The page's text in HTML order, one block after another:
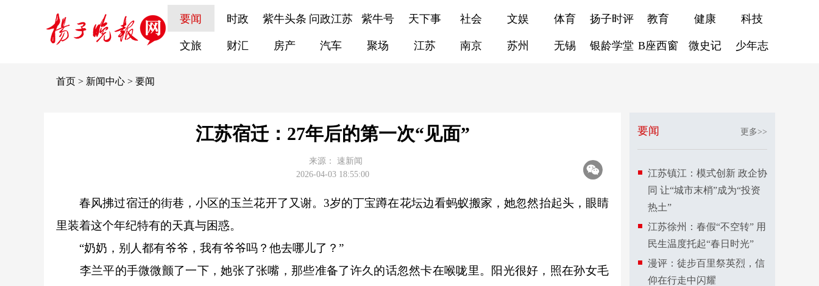
要闻 时政 紫牛头条 问政江苏 紫牛号 天下事 社会 文娱 体育 扬子时评 教育 健康 科技
文旅 财汇 房产 汽车 聚场 江苏 南京 苏州 无锡 银龄学堂 B座西窗 微史记 少年志
首页 > 新闻中心 > 要闻
江苏宿迁：27年后的第一次“见面”
来源：
速新闻
2026-04-03 18:55:00
春风拂过宿迁的街巷，小区的玉兰花开了又谢。3岁的丁宝蹲在花坛边看蚂蚁搬家，她忽然抬起头，眼睛
里装着这个年纪特有的天真与困惑。
“奶奶，别人都有爷爷，我有爷爷吗？他去哪儿了？”
李兰平的手微微颤了一下，她张了张嘴，那些准备了许久的话忽然卡在喉咙里。阳光很好，照在孙女毛
要闻 更多>>
江苏镇江：模式创新 政企协
同 让“城市末梢”成为“投资
热土”
江苏徐州：春假“不空转” 用
民生温度托起“春日时光”
漫评：徒步百里祭英烈，信
仰在行走中闪耀